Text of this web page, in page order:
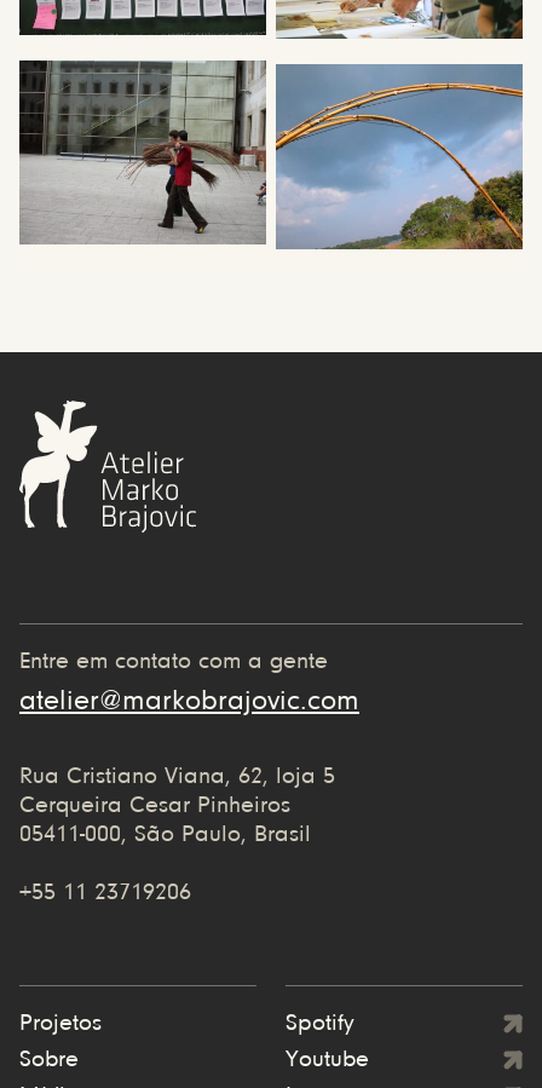
Entre em contato com a gente
atelier@markobrajovic.com
Rua Cristiano Viana, 62, loja 5
Cerqueira Cesar Pinheiros
05411-000, São Paulo, Brasil
+55 11 23719206
Projetos
Sobre
Spotify
Youtube